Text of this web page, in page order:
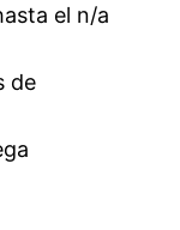
el n/a
de